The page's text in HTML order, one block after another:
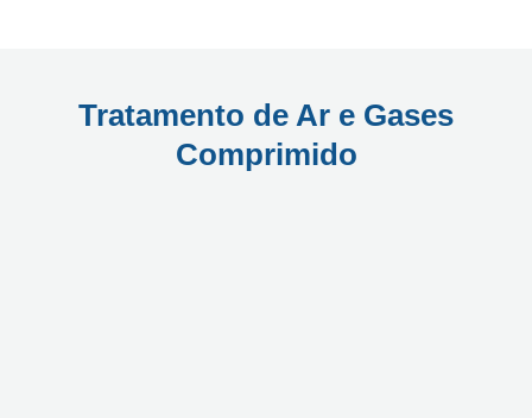
Tratamento de Ar e Gases
Comprimido